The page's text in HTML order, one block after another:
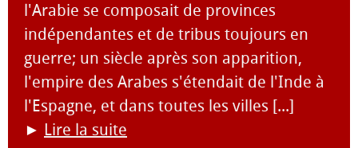
l'Arabie se composait de provinces
indépendantes et de tribus toujours en
guerre; un siècle après son apparition,
l'empire des Arabes s'étendait de l'Inde à
l'Espagne, et dans toutes les villes [...]
► Lire la suite